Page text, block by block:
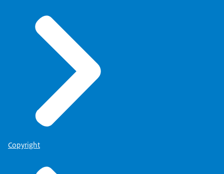
Copyright